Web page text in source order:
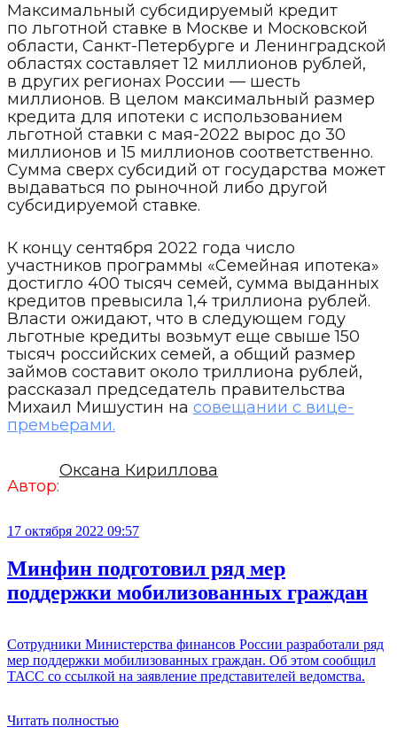
Максимальный субсидируемый кредит
по льготной ставке в Москве и Московской
области, Санкт-Петербурге и Ленинградской
областях составляет 12 миллионов рублей,
в других регионах России — шесть
миллионов. В целом максимальный размер
кредита для ипотеки с использованием
льготной ставки с мая-2022 вырос до 30
миллионов и 15 миллионов соответственно.
Сумма сверх субсидий от государства может
выдаваться по рыночной либо другой
субсидируемой ставке.
К концу сентября 2022 года число
участников программы «Семейная ипотека»
достигло 400 тысяч семей, сумма выданных
кредитов превысила 1,4 триллиона рублей.
Власти ожидают, что в следующем году
льготные кредиты возьмут еще свыше 150
тысяч российских семей, а общий размер
займов составит около триллиона рублей,
рассказал председатель правительства
Михаил Мишустин на совещании с вице-
премьерами.
Автор:
Оксана Кириллова
17 октября 2022 09:57
Минфин подготовил ряд мер
поддержки мобилизованных граждан
Сотрудники Министерства финансов России разработали ряд
мер поддержки мобилизованных граждан. Об этом сообщил
ТАСС со ссылкой на заявление представителей ведомства.
Читать полностью